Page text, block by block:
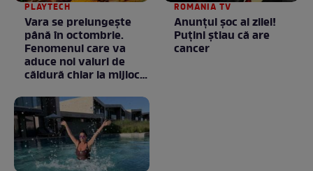
PLAYTECH
Vara se prelungeşte
până în octombrie.
Fenomenul care va
aduce noi valuri de
căldură chiar la mijlocul
ROMANIA TV
Anunţul şoc al zilei!
Puţini ştiau că are
cancer